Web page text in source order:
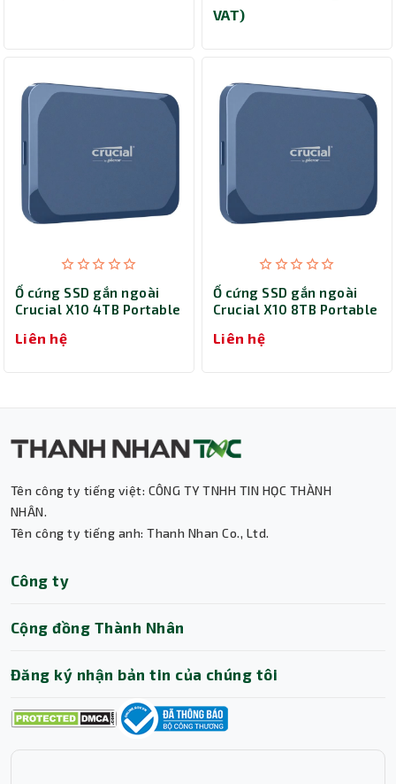
VAT)
Ổ cứng SSD gắn ngoài
Crucial X10 4TB Portable
Liên hệ
Ổ cứng SSD gắn ngoài
Crucial X10 8TB Portable
Liên hệ
Tên công ty tiếng việt: CÔNG TY TNHH TIN HỌC THÀNH
NHÂN.
Tên công ty tiếng anh: Thanh Nhan Co., Ltd.
Công ty
Cộng đồng Thành Nhân
Đăng ký nhận bản tin của chúng tôi
Trợ lý AI • Phản hồi tức thì